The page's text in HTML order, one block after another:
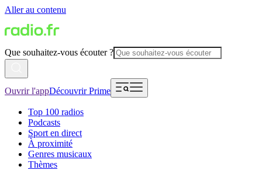
Aller au contenu
Que souhaitez-vous écouter ?
Ouvrir l'appDécouvrir Prime
Top 100 radios
Podcasts
Sport en direct
À proximité
Genres musicaux
Thèmes